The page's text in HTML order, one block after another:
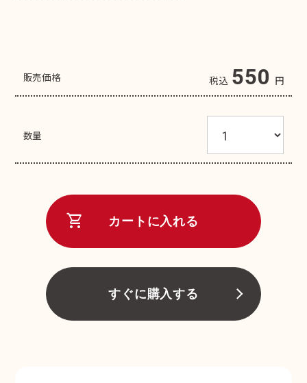
販売価格 税込 550 円
数量
shopping_cart カートに入れる
すぐに購入する